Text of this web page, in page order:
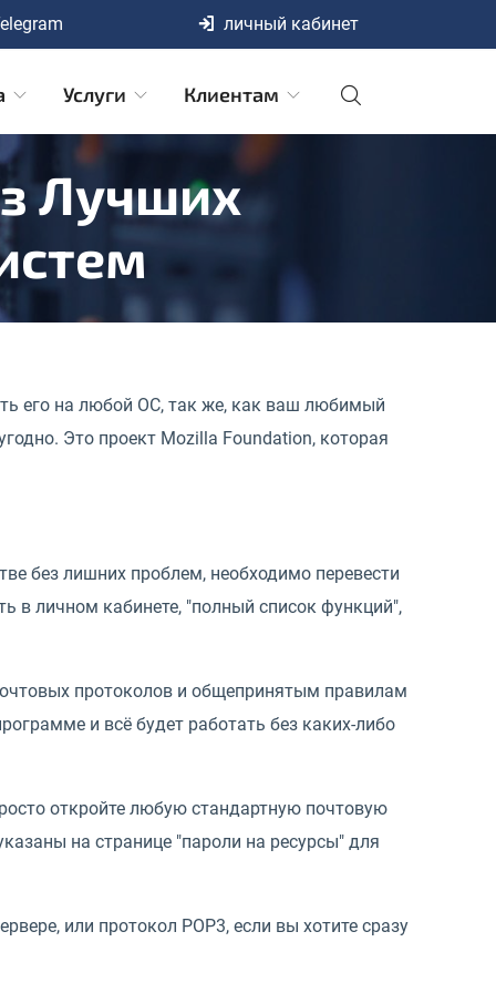
личный кабинет
Услуги Клиентам
Лучших
его на любой ОС, так же, как ваш любимый
Это проект Mozilla Foundation, которая
без лишних проблем, необходимо перевести
личном кабинете, "полный список функций",
протоколов и общепринятым правилам
и всё будет работать без каких-либо
откройте любую стандартную почтовую
на странице "пароли на ресурсы" для
или протокол POP3, если вы хотите сразу